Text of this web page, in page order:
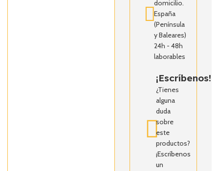
domicilio.
España
(Península
y Baleares)
24h - 48h
laborables
¡Escríbenos!
¿Tienes
alguna
duda
sobre
este
productos?
¡Escríbenos
un